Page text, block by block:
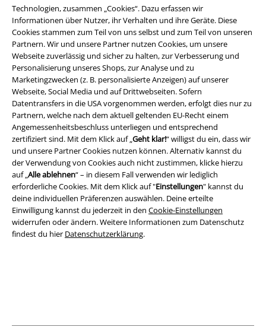
Technologien, zusammen „Cookies“. Dazu erfassen wir
Informationen über Nutzer, ihr Verhalten und ihre Geräte. Diese
Cookies stammen zum Teil von uns selbst und zum Teil von unseren
Partnern. Wir und unsere Partner nutzen Cookies, um unsere
Webseite zuverlässig und sicher zu halten, zur Verbesserung und
Personalisierung unseres Shops, zur Analyse und zu
Marketingzwecken (z. B. personalisierte Anzeigen) auf unserer
Webseite, Social Media und auf Drittwebseiten. Sofern
Datentransfers in die USA vorgenommen werden, erfolgt dies nur zu
Partnern, welche nach dem aktuell geltenden EU-Recht einem
Angemessenheitsbeschluss unterliegen und entsprechend
zertifiziert sind. Mit dem Klick auf „Geht klar!“ willigst du ein, dass wir
und unsere Partner Cookies nutzen können. Alternativ kannst du
der Verwendung von Cookies auch nicht zustimmen, klicke hierzu
auf „Alle ablehnen“ – in diesem Fall verwenden wir lediglich
erforderliche Cookies. Mit dem Klick auf "Einstellungen" kannst du
deine individuellen Präferenzen auswählen. Deine erteilte
Einwilligung kannst du jederzeit in den Cookie-Einstellungen
widerrufen oder ändern. Weitere Informationen zum Datenschutz
findest du hier Datenschutzerklärung.
Rechtliches
AGB
Impressum
Datenschutz